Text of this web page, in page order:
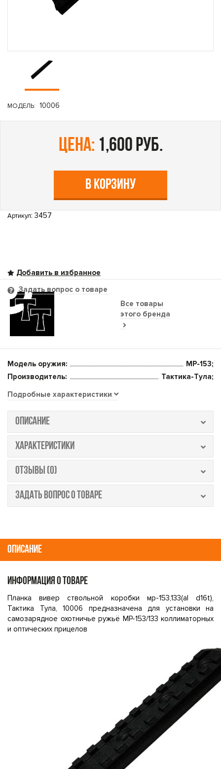
МОДЕЛЬ: 10006
цена: 1,600 руб.
В КОРЗИНУ
Артикул: 3457
Все товары
этого бренда
Задать вопрос о товаре
Модель оружия:
МР-153;
Производитель:
Тактика-Тула;
Подробные характеристики
ОПИСАНИЕ
ХАРАКТЕРИСТИКИ
ОТЗЫВЫ (0)
ЗАДАТЬ ВОПРОС О ТОВАРЕ
ОПИСАНИЕ
ИНФОРМАЦИЯ О ТОВАРЕ
Планка вивер ствольной коробки мр-153,133(al d16t),
Тактика Тула, 10006 предназначена для установки на
самозарядное охотничье ружьё МР-153/133 коллиматорных
и оптических прицелов